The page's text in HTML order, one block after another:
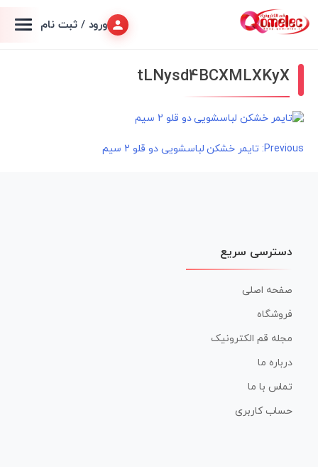
ورود / ثبت نام
tLNysd4BCXMLXKyX
راهبری
Previous: تایمر خشکن لباسشویی دو قلو 2 سیم
دسترسی سریع
صفحه اصلی
فروشگاه
مجله قم الکترونیک
درباره ما
تماس با ما
حساب کاربری